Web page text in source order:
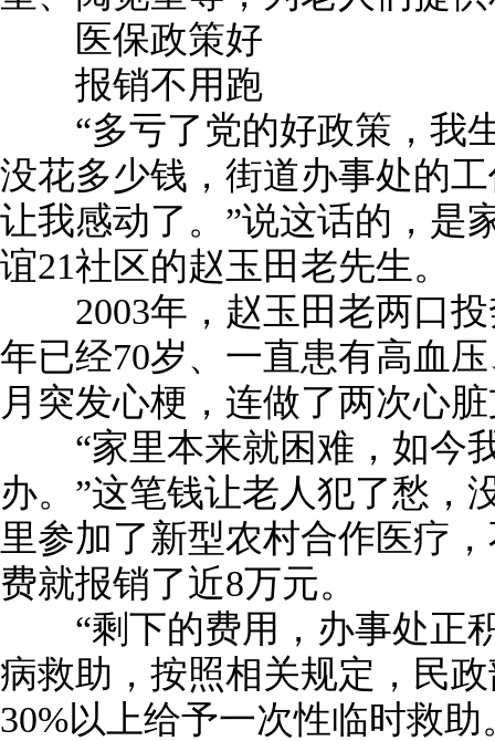
医保政策好
报销不用跑
“多亏了党的好政策，我
没花多少钱，街道办事处的
让我感动了。”说这话的，是
谊21社区的赵玉田老先生。
2003年，赵玉田老两口投
年已经70岁、一直患有高血
月突发心梗，连做了两次心
“家里本来就困难，如今
办。”这笔钱让老人犯了愁，
里参加了新型农村合作医疗
费就报销了近8万元。
“剩下的费用，办事处正
病救助，按照相关规定，民
30%以上给予一次性临时救